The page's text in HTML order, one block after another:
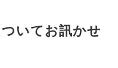
いてお訊かせ